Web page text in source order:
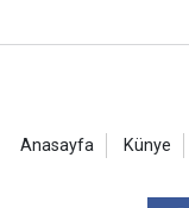
Anasayfa Künye